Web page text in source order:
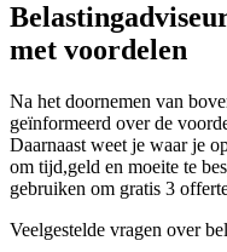
met voordelen
Na het doornemen van
geïnformeerd over de
Daarnaast weet je waar je
om tijd,geld en moeite te
gebruiken om gratis 3
Veelgestelde vragen over